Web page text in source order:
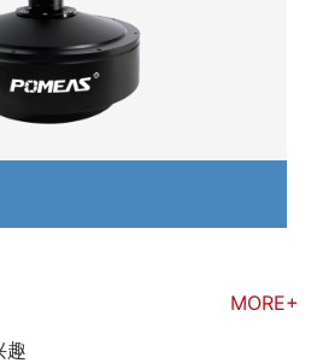
MORE+
趣